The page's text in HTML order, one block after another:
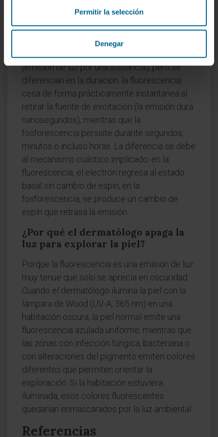
Permitir la selección
Denegar
¿Es lo mismo fluorescencia que
fosforescencia?
(emisión de luz por una sustancia), pero se
diferencian en la duración: la fluorescencia
cesa de forma prácticamente instantánea al
retirar la fuente de excitación (la emisión dura
nanosegundos), mientras que la
fosforescencia persiste durante segundos,
minutos o incluso horas. La diferencia se debe
al mecanismo cuántico implicado: en la
fluorescencia, el electrón regresa al estado
basal sin cambio de espín; en la
fosforescencia, se produce un cambio de
espín que retrasa la emisión.
¿Por qué el dermatólogo apaga la
luz para explorar la piel?
Porque la fluorescencia es una emisión de luz
muy tenue que solo se aprecia en oscuridad.
Cuando el dermatólogo ilumina la piel con la
lámpara de Wood (UV-A, 365 nm) en una
habitación oscura, la piel normal emite una
fluorescencia azulada uniforme, mientras que
las zonas con infección fúngica, bacteriana o
con alteraciones del pigmento emiten colores
diferentes que permiten orientar la
exploración. Si la habitación estuviera
iluminada, esos colores fluorescentes
quedarían enmascarados por la luz ambiental.
Referencias